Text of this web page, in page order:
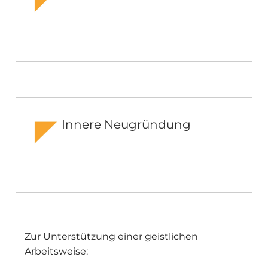
Innere Neugründung
Zur Unterstützung einer geistlichen
Arbeitsweise: